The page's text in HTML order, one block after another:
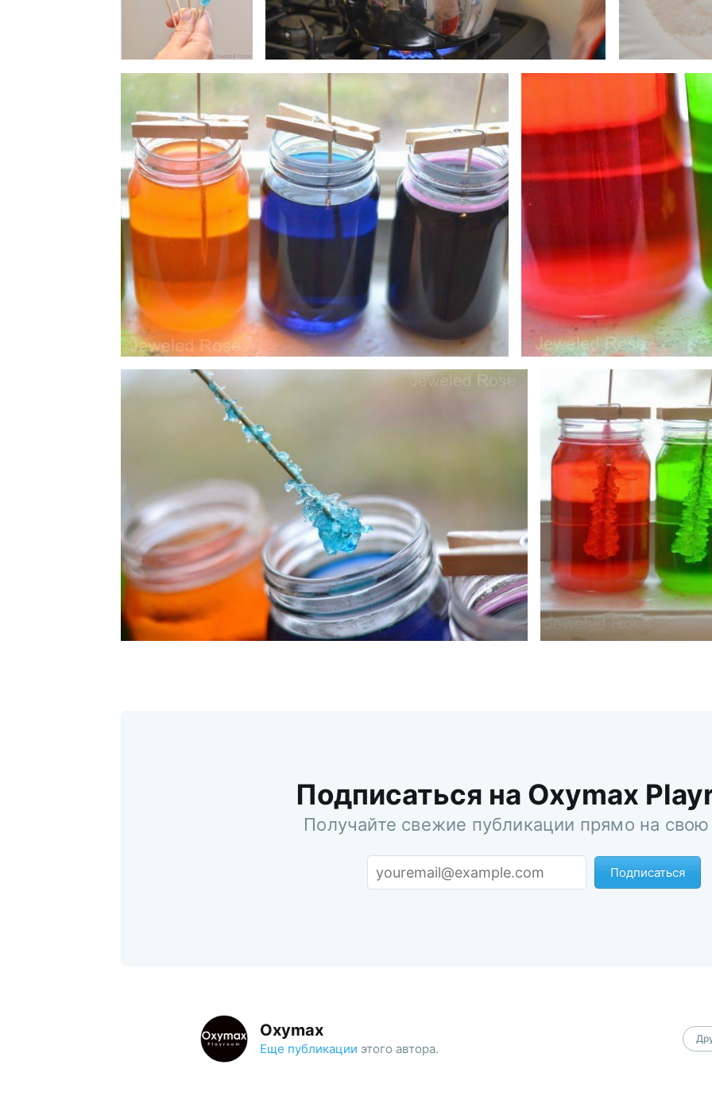
Подписаться на Oxymax
Получайте свежие публикации прямо на свою
Подписаться
Oxymax
Еще публикации этого автора.
Подписаться